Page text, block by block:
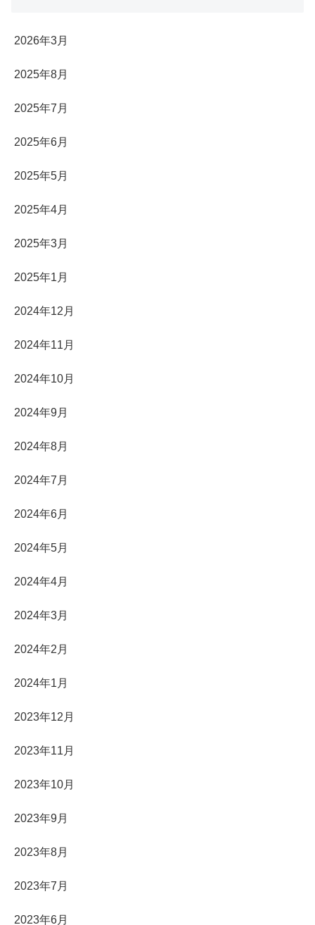
2026年3月
2025年8月
2025年7月
2025年6月
2025年5月
2025年4月
2025年3月
2025年1月
2024年12月
2024年11月
2024年10月
2024年9月
2024年8月
2024年7月
2024年6月
2024年5月
2024年4月
2024年3月
2024年2月
2024年1月
2023年12月
2023年11月
2023年10月
2023年9月
2023年8月
2023年7月
2023年6月